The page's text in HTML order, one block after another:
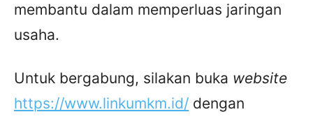
membantu dalam memperluas jaringan
usaha.
Untuk bergabung, silakan buka website
https://www.linkumkm.id/ dengan